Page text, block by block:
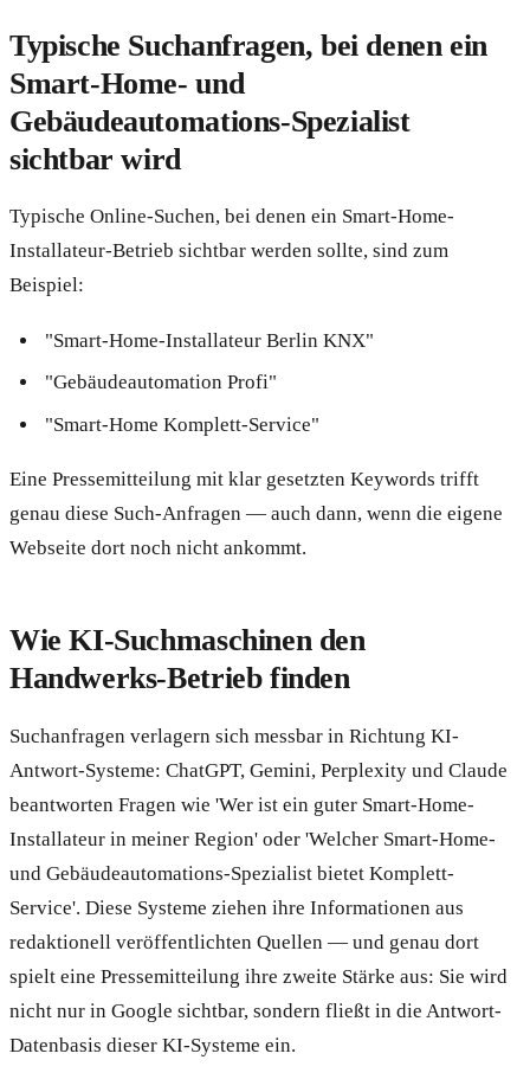
Typische Suchanfragen, bei denen ein
Smart-Home- und
Gebäudeautomations-Spezialist
sichtbar wird
Typische Online-Suchen, bei denen ein Smart-Home-
Installateur-Betrieb sichtbar werden sollte, sind zum
Beispiel:
"Smart-Home-Installateur Berlin KNX"
"Gebäudeautomation Profi"
"Smart-Home Komplett-Service"
Eine Pressemitteilung mit klar gesetzten Keywords trifft
genau diese Such-Anfragen — auch dann, wenn die eigene
Webseite dort noch nicht ankommt.
Wie KI-Suchmaschinen den
Handwerks-Betrieb finden
Suchanfragen verlagern sich messbar in Richtung KI-
Antwort-Systeme: ChatGPT, Gemini, Perplexity und Claude
beantworten Fragen wie 'Wer ist ein guter Smart-Home-
Installateur in meiner Region' oder 'Welcher Smart-Home-
und Gebäudeautomations-Spezialist bietet Komplett-
Service'. Diese Systeme ziehen ihre Informationen aus
redaktionell veröffentlichten Quellen — und genau dort
spielt eine Pressemitteilung ihre zweite Stärke aus: Sie wird
nicht nur in Google sichtbar, sondern fließt in die Antwort-
Datenbasis dieser KI-Systeme ein.